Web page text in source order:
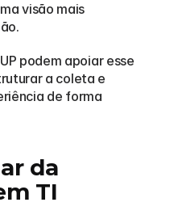
visão mais
podem apoiar esse
a coleta e
de forma
da
TI